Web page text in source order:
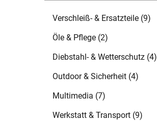
Verschleiß- & Ersatzteile (9)
Öle & Pflege (2)
Diebstahl- & Wetterschutz (4)
Outdoor & Sicherheit (4)
Multimedia (7)
Werkstatt & Transport (9)